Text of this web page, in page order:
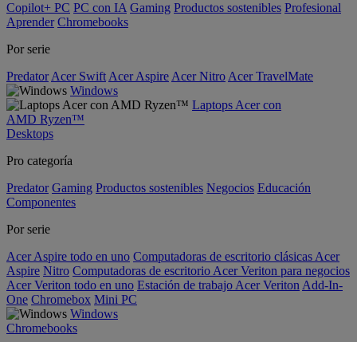
Copilot+ PC PC con IA Gaming Productos sostenibles Profesional
Aprender Chromebooks
Por serie
Predator Acer Swift Acer Aspire Acer Nitro Acer TravelMate
Windows
Laptops Acer con
AMD Ryzen™
Desktops
Pro categoría
Predator Gaming Productos sostenibles Negocios Educación
Componentes
Por serie
Acer Aspire todo en uno Computadoras de escritorio clásicas Acer
Aspire Nitro Computadoras de escritorio Acer Veriton para negocios
Acer Veriton todo en uno Estación de trabajo Acer Veriton Add-In-
One Chromebox Mini PC
Windows
Chromebooks